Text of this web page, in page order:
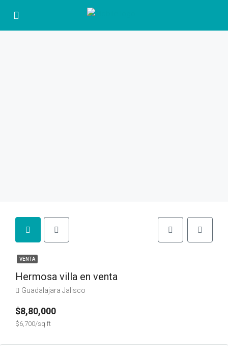
VENTA
Hermosa villa en venta
Guadalajara Jalisco
$8,80,000
$6,700/sq ft